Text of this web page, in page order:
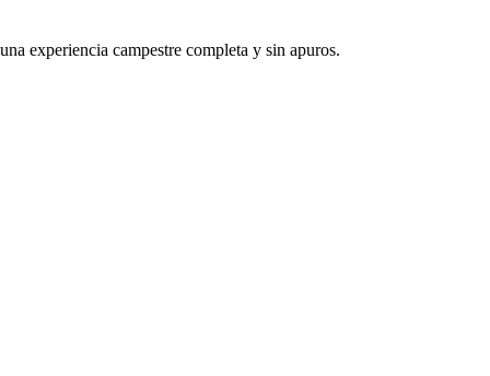
experiencia campestre completa y sin apuros.